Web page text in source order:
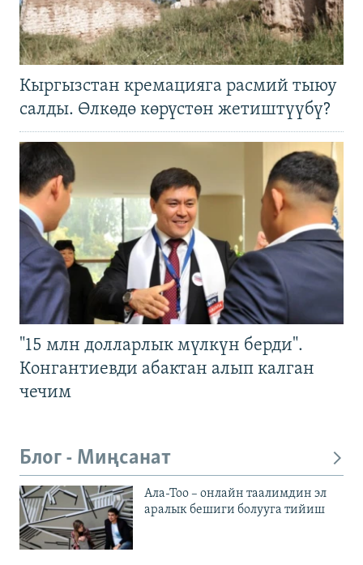
Кыргызстан кремацияга расмий тыюу
салды. Өлкөдө көрүстөн жетиштүүбү?
"15 млн долларлык мүлкүн берди".
Конгантиевди абактан алып калган
чечим
Блог - Миңсанат
Ала-Тоо – онлайн таалимдин эл
аралык бешиги болууга тийиш